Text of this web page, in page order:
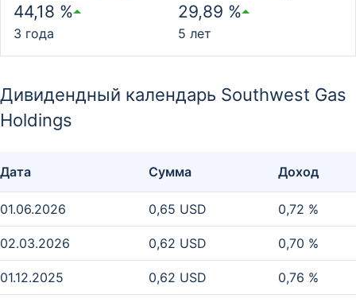
44,18 %
3 года
29,89 %
5 лет
Дивидендный календарь Southwest Gas
Holdings
Дата Сумма Доход
01.06.2026 0,65 USD 0,72 %
02.03.2026 0,62 USD 0,70 %
01.12.2025 0,62 USD 0,76 %